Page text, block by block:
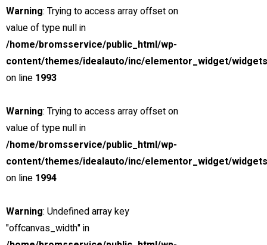
Warning: Trying to access array offset on
value of type null in
/home/bromsservice/public_html/wp-
content/themes/idealauto/inc/elementor_widget/
on line 1993
Warning: Trying to access array offset on
value of type null in
/home/bromsservice/public_html/wp-
content/themes/idealauto/inc/elementor_widget/
on line 1994
Warning: Undefined array key
"offcanvas_width" in
jourservice för lastbil, släp & trailer med hög servicegrad och kvalitet
tvåor. Välkommen!
FÖLJ OSS PÅ
Facebook-f
TJÄNSTER
Reparation
Släckning av 2:or